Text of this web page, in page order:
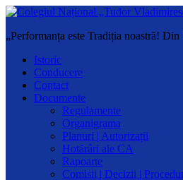
„Performanța este Tradiția noastră! Din
Istoric
Conducere
Contact
Documente
Regulamente
Organigrama
Planuri | Autorizații
Hotărâri ale CA
Rapoarte
Comisii | Decizii |